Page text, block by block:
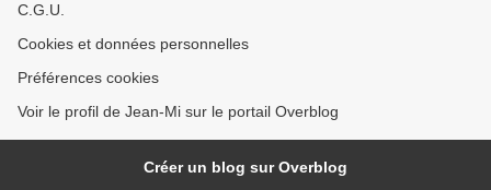
C.G.U.
Cookies et données personnelles
Préférences cookies
Voir le profil de Jean-Mi sur le portail Overblog
Créer un blog sur Overblog